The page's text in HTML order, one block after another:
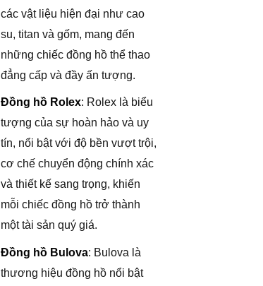
các vật liệu hiện đại như cao
su, titan và gốm, mang đến
những chiếc đồng hồ thể thao
đẳng cấp và đầy ấn tượng.
Đồng hồ Rolex: Rolex là biểu
tượng của sự hoàn hảo và uy
tín, nổi bật với độ bền vượt trội,
cơ chế chuyển động chính xác
và thiết kế sang trọng, khiến
mỗi chiếc đồng hồ trở thành
một tài sản quý giá.
Đồng hồ Bulova: Bulova là
thương hiệu đồng hồ nổi bật